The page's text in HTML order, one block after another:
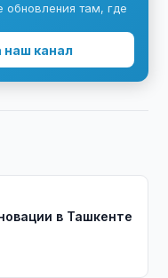
обновления там, где
канал
в Ташкенте